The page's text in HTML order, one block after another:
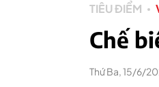
TIÊU ĐIỂM
Chế
Thứ Ba, 15/6/